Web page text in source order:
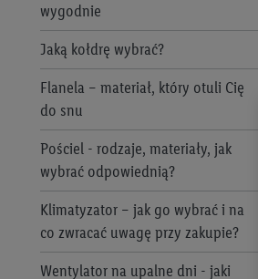
wygodnie
Jaką kołdrę wybrać?
Flanela – materiał, który otuli Cię
do snu
Pościel - rodzaje, materiały, jak
wybrać odpowiednią?
Klimatyzator – jak go wybrać i na
co zwracać uwagę przy zakupie?
Wentylator na upalne dni - jaki